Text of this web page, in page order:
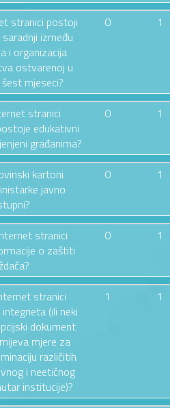
stranici postoji
između
i organizacija
ostvarenoj u
mjeseci?
0 1
stranici
edukativni
građanima?
0 1
kartoni
javno
0 1
stranici
o zaštiti
0 1
stranici
(ili neki
dokument
mjere za
različitih
i neetičnog
institucije)?
1 1